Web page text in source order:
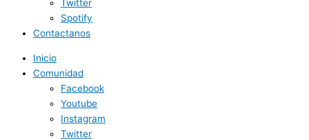
Twitter
Spotify
Contactanos
Inicio
Comunidad
Facebook
Youtube
Instagram
Twitter